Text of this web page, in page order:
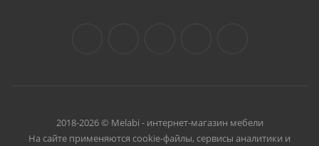
2018-2026 © Melabi - интернет-магазин мебели
На сайте применяются cookie-файлы, сервисы аналитики и